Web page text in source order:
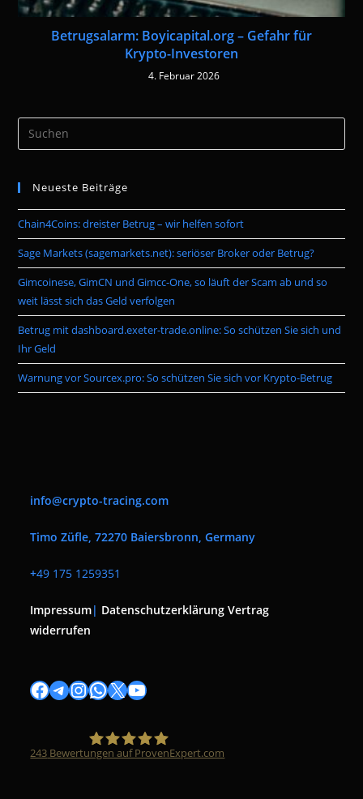
Betrugsalarm: Boyicapital.org – Gefahr für
Krypto-Investoren
4. Februar 2026
the
Neueste Beiträge
Chain4Coins: dreister Betrug – wir helfen sofort
Sage Markets (sagemarkets.net): seriöser Broker oder Betrug?
Gimcoinese, GimCN und Gimcc-One, so läuft der Scam ab und so
weit lässt sich das Geld verfolgen
Betrug mit dashboard.exeter-trade.online: So schützen Sie sich und
Ihr Geld
Warnung vor Sourcex.pro: So schützen Sie sich vor Krypto-Betrug
info@crypto-tracing.com
Timo Züfle, 72270 Baiersbronn, Germany
+49 175 1259351
Impressum| Datenschutzerklärung Vertrag
widerrufen
Facebook
Telegram
Instagram
WhatsApp
X YouTube
243 Bewertungen auf ProvenExpert.com